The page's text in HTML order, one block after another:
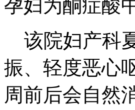
孕妇为酮症酸
该院妇产科
振、轻度恶心
周前后会自然